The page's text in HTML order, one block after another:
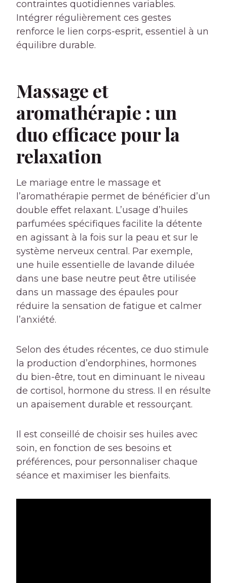
contraintes quotidiennes variables.
Intégrer régulièrement ces gestes
renforce le lien corps-esprit, essentiel à un
équilibre durable.
Massage et
aromathérapie : un
duo efficace pour la
relaxation
Le mariage entre le massage et
l’aromathérapie permet de bénéficier d’un
double effet relaxant. L’usage d’huiles
parfumées spécifiques facilite la détente
en agissant à la fois sur la peau et sur le
système nerveux central. Par exemple,
une huile essentielle de lavande diluée
dans une base neutre peut être utilisée
dans un massage des épaules pour
réduire la sensation de fatigue et calmer
l’anxiété.
Selon des études récentes, ce duo stimule
la production d’endorphines, hormones
du bien-être, tout en diminuant le niveau
de cortisol, hormone du stress. Il en résulte
un apaisement durable et ressourçant.
Il est conseillé de choisir ses huiles avec
soin, en fonction de ses besoins et
préférences, pour personnaliser chaque
séance et maximiser les bienfaits.